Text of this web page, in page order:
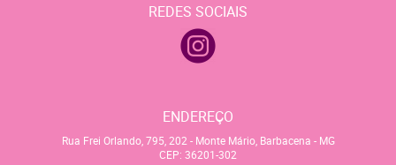
REDES SOCIAIS
ENDEREÇO
Rua Frei Orlando, 795, 202 - Monte Mário, Barbacena - MG
CEP: 36201-302